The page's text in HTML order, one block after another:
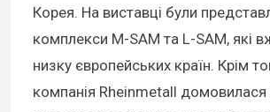
Корея. На виставці були
комплекси M-SAM та L-SAM, які
низку європейських країн. Крім
компанія Rheinmetall домовилася